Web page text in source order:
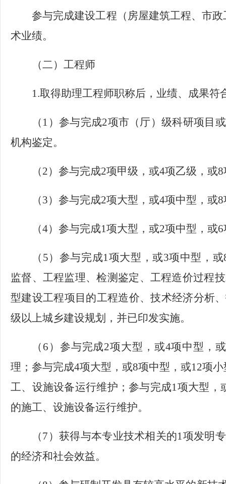
参与完成建设工程（房屋建筑工程、市
术业绩。
（二）工程师
1.取得助理工程师职称后，业绩、成果符
（ 1）参与完成2项市（厅）级科研项目
机构鉴定。
（2）参与完成2项甲级，或4项乙级，或
（3）参与完成2项大型，或4项中型，或
（4）参与完成1项大型，或2项中型，或
（ 5）参与完成1项大型，或3项中型，
监督、工程监理、检测鉴定、工程造价过程
型建设工程项目的工程造价、技术经济分析
级以上城乡建设规划，并已印发实施。
（ 6）参与完成2项大型，或4项中型，
理；参与完成4项大型，或8项中型，或12项
工、设施设备运行维护；参与完成1项大型
的施工、设施设备运行维护。
（7）获得与本专业技术相关的1项发明
的经济和社会效益。